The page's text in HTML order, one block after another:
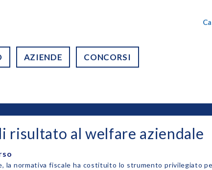
AZIENDE CONCORSI
risultato al welfare aziendale
la normativa fiscale ha costituito lo strumento privilegiato